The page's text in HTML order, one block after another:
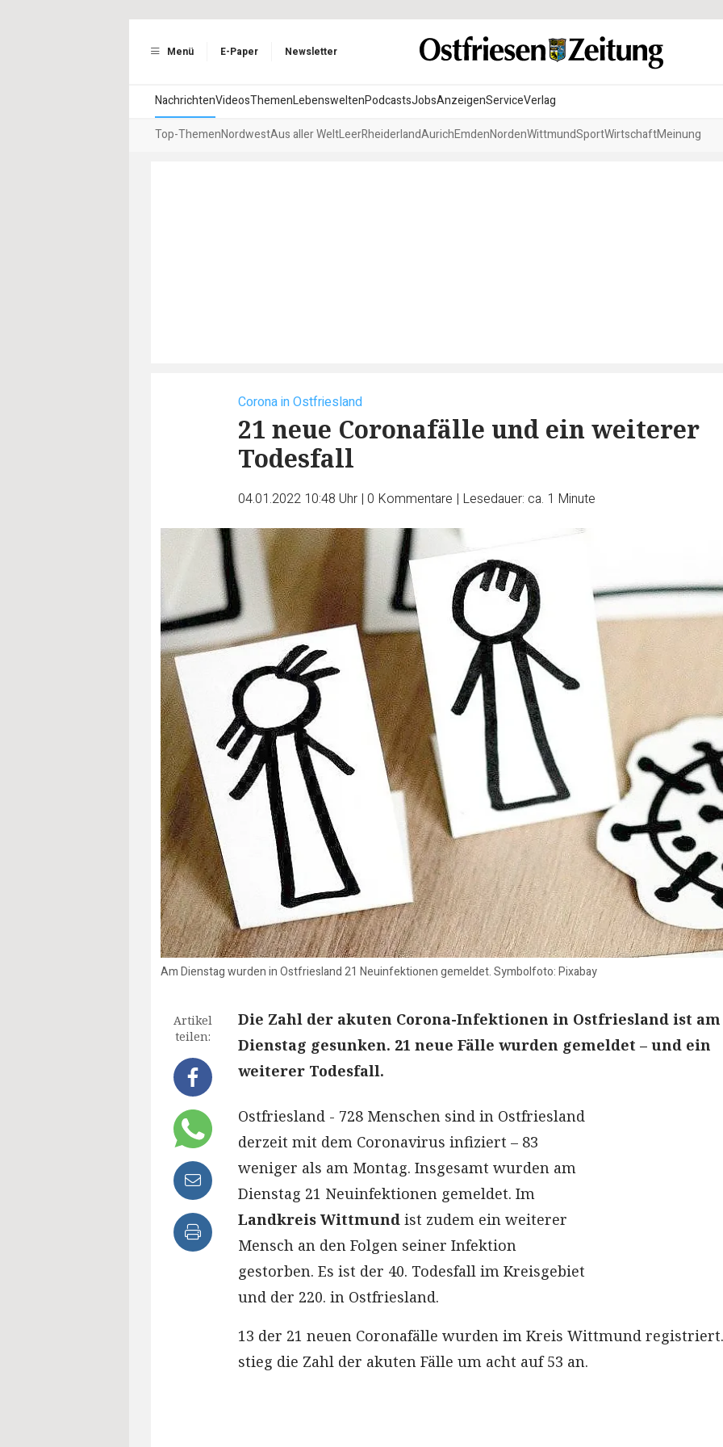
Menü E-Paper Newsletter
NachrichtenVideosThemenLebensweltenPodcastsJobsAnzeigenServiceVerlag
Top-ThemenNordwestAus aller WeltLeerRheiderlandAurichEmdenNordenWittmundSportWirtschaftMeinung
Corona in Ostfriesland
21 neue Coronafälle und ein weiterer
Todesfall
04.01.2022 10:48 Uhr | 0 Kommentare | Lesedauer: ca. 1 Minute
Am Dienstag wurden in Ostfriesland 21 Neuinfektionen gemeldet. Symbolfoto: Pixabay
Artikel
teilen:
Die Zahl der akuten Corona-Infektionen in Ostfriesland ist am
Dienstag gesunken. 21 neue Fälle wurden gemeldet – und ein
weiterer Todesfall.
Ostfriesland - 728 Menschen sind in Ostfriesland
derzeit mit dem Coronavirus infiziert – 83
weniger als am Montag. Insgesamt wurden am
Dienstag 21 Neuinfektionen gemeldet. Im
Landkreis Wittmund ist zudem ein weiterer
Mensch an den Folgen seiner Infektion
gestorben. Es ist der 40. Todesfall im Kreisgebiet
und der 220. in Ostfriesland.
13 der 21 neuen Coronafälle wurden im Kreis Wittmund
stieg die Zahl der akuten Fälle um acht auf 53 an.